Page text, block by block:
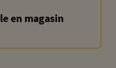
en magasin